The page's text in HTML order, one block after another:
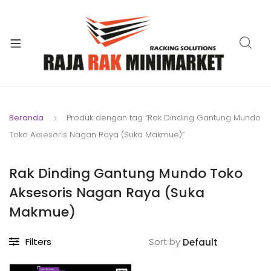
Beranda
Produk dengan tag “Rak Dinding Gantung Mundo
Toko Aksesoris Nagan Raya (Suka Makmue)”
Rak Dinding Gantung Mundo Toko
Aksesoris Nagan Raya (Suka
Makmue)
Filters Sort by